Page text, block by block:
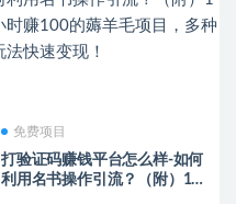
免费项目
打验证码赚钱平台怎么样-如何
利用名书操作引流？（附）1小